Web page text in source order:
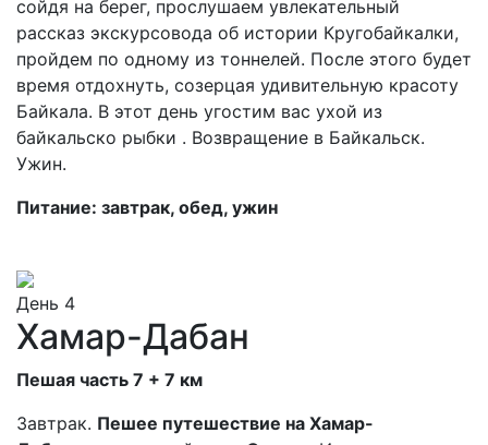
сойдя на берег, прослушаем увлекательный
рассказ экскурсовода об истории Кругобайкалки,
пройдем по одному из тоннелей. После этого будет
время отдохнуть, созерцая удивительную красоту
Байкала. В этот день угостим вас ухой из
байкальско рыбки . Возвращение в Байкальск.
Ужин.
Питание: завтрак, обед, ужин
День 4
Хамар-Дабан
Пешая часть 7 + 7 км
Завтрак. Пешее путешествие на Хамар-